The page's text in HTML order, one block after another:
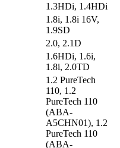
1.3HDi, 1.4HDi
1.8i, 1.8i 16V,
1.9SD
2.0, 2.1D
1.6HDi, 1.6i,
1.8i, 2.0TD
1.2 PureTech
110, 1.2
PureTech 110
(ABA-
A5CHN01), 1.2
PureTech 110
(ABA-